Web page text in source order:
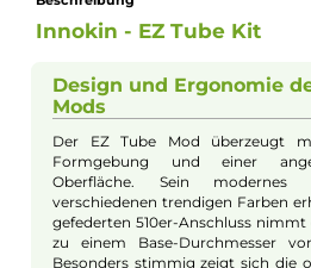
Zenith Minimal Tankverdampfer.
Akkuform:
Interner Akku
Akkukapazität:
Display:
OLED-Display
Durchmesser:
24mm
Eigenschaften:
Chic & Modisch
Geregelter Akkuträger:
Maximale Leistung:
40W